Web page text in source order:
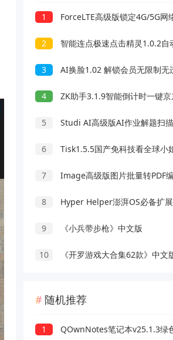
1 ForceLTE高级版锁定4G/5G网
2 智能连点极速点击精灵1.0.2自动操作
3 AI换脸1.02 解锁会员无限制无违禁换脸
4 ZK助手3.1.9智能倒计时一键
5 Studi AI高级版AI作业解题扫
6 Tisk1.5.5国产免科技看全球小
7 Image高级版图片批量转PDF编辑
8 Hyper Helper澎湃OS必备扩
9 《小兵带步枪》中文版
10 《开罗游戏大合集62款》中文
随机推荐
1 QOwnNotes笔记本v25.1.3绿